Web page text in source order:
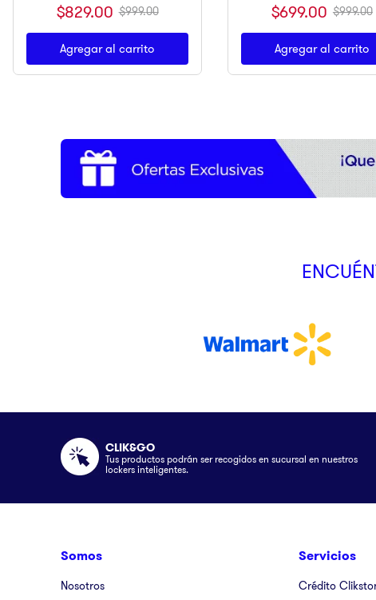
$829.00 $999.00
Agregar al carrito
$699.00 $999.00
Agregar al carrito
CLIK&GO
Tus productos podrán ser recogidos en sucursal en nuestros
lockers inteligentes.
Somos
Nosotros
Servicios
Crédito